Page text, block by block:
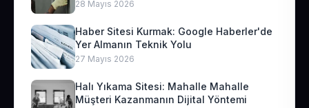
28 Mayıs 2026
Haber Sitesi Kurmak: Google Haberler'de
Yer Almanın Teknik Yolu
27 Mayıs 2026
Halı Yıkama Sitesi: Mahalle Mahalle
Müşteri Kazanmanın Dijital Yöntemi